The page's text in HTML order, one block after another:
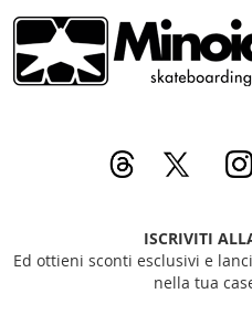
ISCRIVITI
Ed ottieni sconti esclusivi e
nella tua